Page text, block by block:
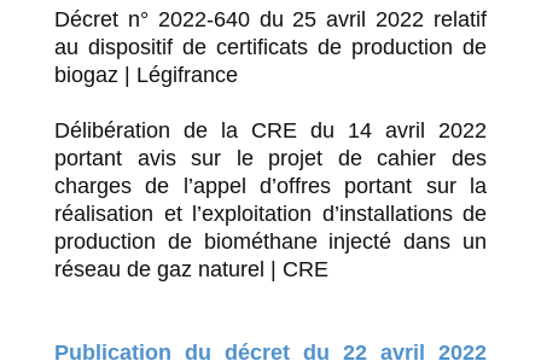
Décret n° 2022-640 du 25 avril 2022 relatif
au dispositif de certificats de production de
biogaz | Légifrance
Délibération de la CRE du 14 avril 2022
portant avis sur le projet de cahier des
charges de l’appel d’offres portant sur la
réalisation et l’exploitation d’installations de
production de biométhane injecté dans un
réseau de gaz naturel | CRE
Publication du décret du 22 avril 2022